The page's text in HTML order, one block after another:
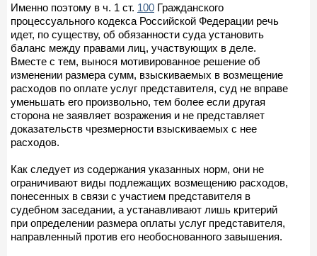
Именно поэтому в ч. 1 ст. 100 Гражданского
процессуального кодекса Российской Федерации речь
идет, по существу, об обязанности суда установить
баланс между правами лиц, участвующих в деле.
Вместе с тем, вынося мотивированное решение об
изменении размера сумм, взыскиваемых в возмещение
расходов по оплате услуг представителя, суд не вправе
уменьшать его произвольно, тем более если другая
сторона не заявляет возражения и не представляет
доказательств чрезмерности взыскиваемых с нее
расходов.
Как следует из содержания указанных норм, они не
ограничивают виды подлежащих возмещению расходов,
понесенных в связи с участием представителя в
судебном заседании, а устанавливают лишь критерий
при определении размера оплаты услуг представителя,
направленный против его необоснованного завышения.